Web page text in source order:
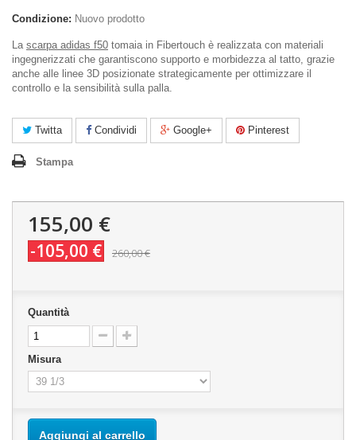
Condizione: Nuovo prodotto
La scarpa adidas f50 tomaia in Fibertouch è realizzata con materiali
ingegnerizzati che garantiscono supporto e morbidezza al tatto, grazie
anche alle linee 3D posizionate strategicamente per ottimizzare il
controllo e la sensibilità sulla palla.
Twitta Condividi Google+ Pinterest
Stampa
155,00 €
-105,00 € 260,00 €
Quantità
Misura
Aggiungi al carrello